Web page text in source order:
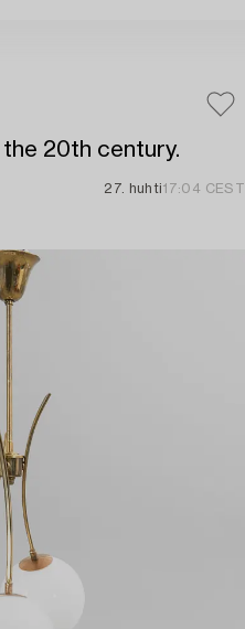
20th century.
27. huhti17:04 CEST